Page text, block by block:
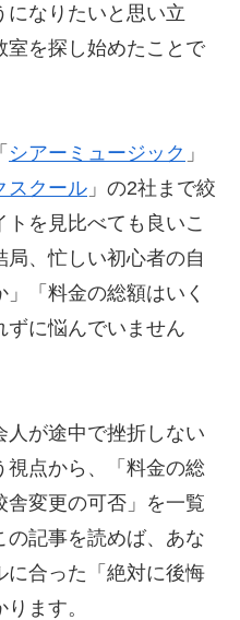
になりたいと思い立
室を探し始めたことで
シアーミュージック 」
スクール 」の2社まで絞
を見比べても良いこ
局、忙しい初心者の自
「料金の総額はいく
ずに悩んでいません
人が途中で挫折しない
視点から、「料金の総
変更の可否」を一覧
記事を読めば、あな
に合った「絶対に後悔
ます。